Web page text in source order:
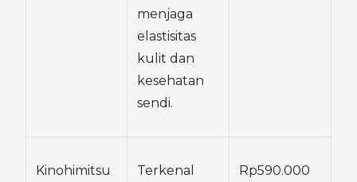
menjaga
elastisitas
kulit dan
kesehatan
sendi.
Kinohimitsu
Terkenal
Rp590.000